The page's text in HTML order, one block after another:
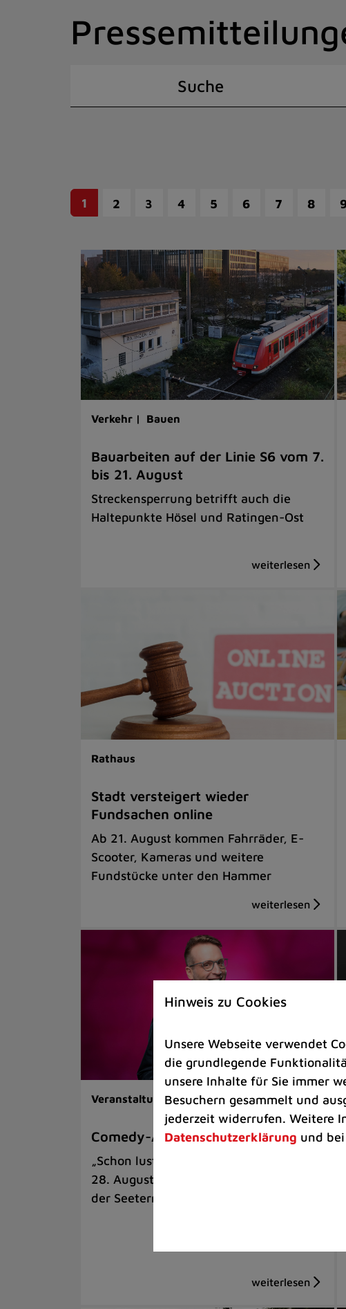
Suche
1 2 3 4 5 6 7 8
Verkehr | Bauen
Bauarbeiten auf der Linie S6 vom 7.
bis 21. August
Streckensperrung betrifft auch die
Haltepunkte Hösel und Ratingen-Ost
Rathaus
Stadt versteigert wieder
Fundsachen online
Ab 21. August kommen Fahrräder, E-
Scooter, Kameras und weitere
Fundstücke unter den Hammer
Veranstaltungen | Kunst & Kultur
Comedy-Abend mit Benni Stark
„Schon lustig, wenn’s witzig ist!“ am
28. August auf der Sommerbühne an
der Seeterrasse
Hinweis zu Cookies
Unsere Webseite verwendet
die grundlegende
unsere Inhalte für Sie immer
Besuchern gesammelt und
jederzeit widerrufen. Weitere
Datenschutzerklärung und